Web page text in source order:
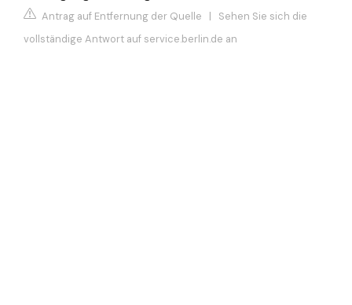
Antrag auf Entfernung der Quelle | Sehen Sie sich die
vollständige Antwort auf service.berlin.de an